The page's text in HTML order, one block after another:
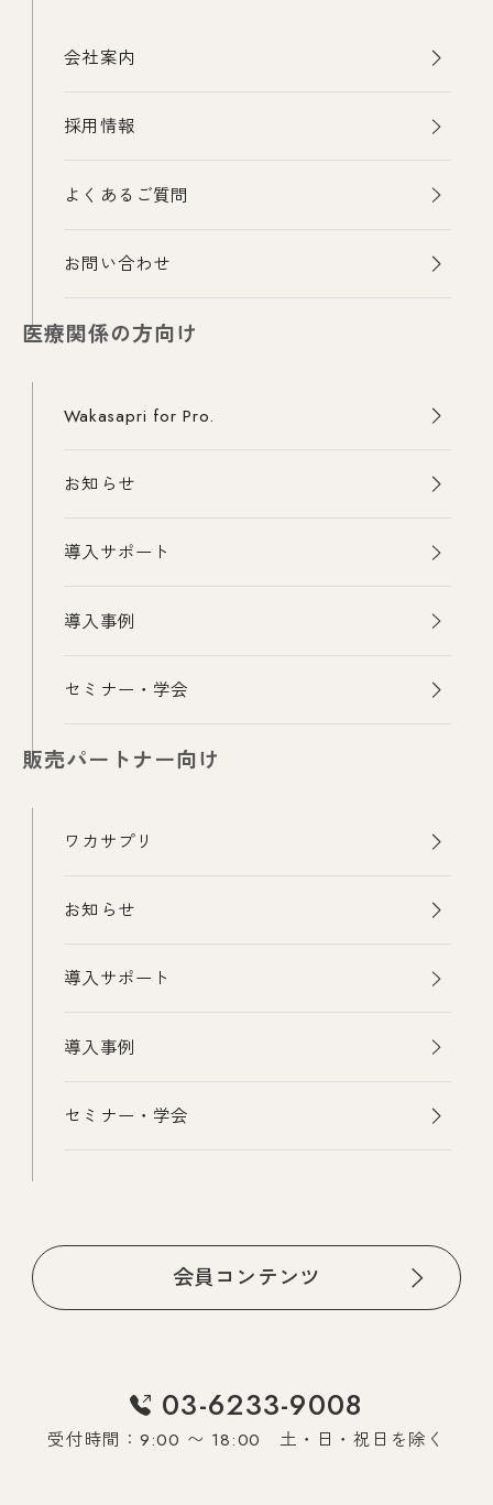
会社案内
採用情報
よくあるご質問
お問い合わせ
医療関係の方向け
Wakasapri for Pro.
お知らせ
導入サポート
導入事例
セミナー・学会
販売パートナー向け
ワカサプリ
お知らせ
導入サポート
導入事例
セミナー・学会
会員コンテンツ
03-6233-9008
受付時間：9:00 〜 18:00 土・日・祝日を除く